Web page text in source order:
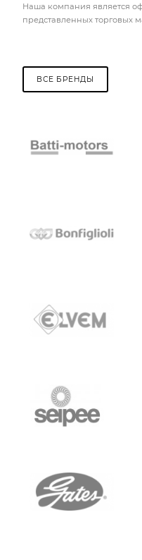
Наша компания является
представленных торговых
ВСЕ БРЕНДЫ